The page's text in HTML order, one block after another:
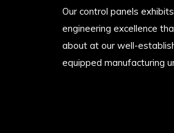
Our control panels exhibits
engineering excellence
about at our well-
equipped manufacturing